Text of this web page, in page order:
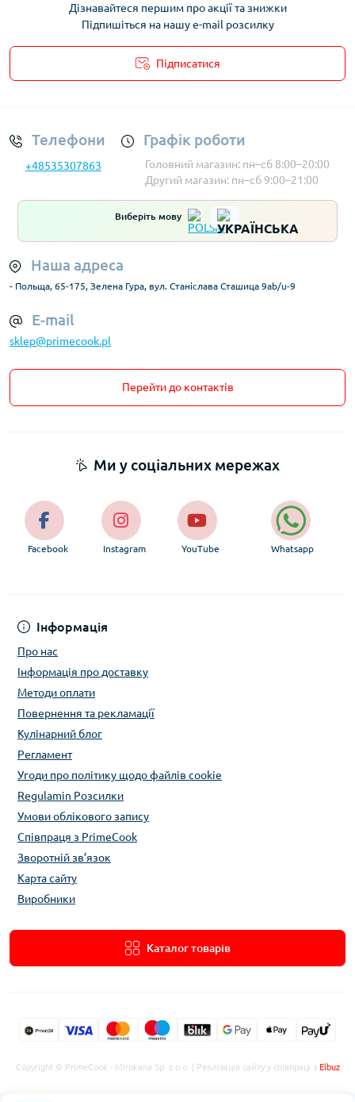
Дізнавайтеся першим про акції та знижки
Підпишіться на нашу e-mail розсилку
Підписатися
Телефони
+48535307863
Графік роботи
Головний магазин: пн–сб 8:00–20:00
Другий магазин: пн–сб 9:00–21:00
Виберіть мову
Наша адреса
- Польща, 65-175, Зелена Гура, вул. Станіслава Сташица 9ab/u-9
E-mail
sklep@primecook.pl
Перейти до контактів
Інформація
Про нас
Інформація про доставку
Методи оплати
Повернення та рекламації
Кулінарний блог
Регламент
Угоди про політику щодо файлів cookie
Regulamin Розсилки
Умови облікового запису
Співпраця з PrimeCook
Зворотній зв’язок
Карта сайту
Виробники
Каталог товарів
Ми у соціальних мережах
Facebook Instagram YouTube Whatsapp
Copyright © PrimeCook - Mirokana Sp. z o.o. | Реалізація сайту у співпраці з Elbuz